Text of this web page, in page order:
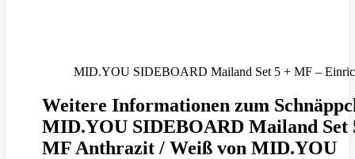
MID.YOU SIDEBOARD Mailand Set 5 + MF –
Weitere Informationen zum
MID.YOU SIDEBOARD Mailand Set
MF Anthrazit / Weiß von MID.YOU